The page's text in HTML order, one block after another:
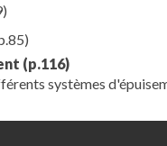
(p.116)
systèmes